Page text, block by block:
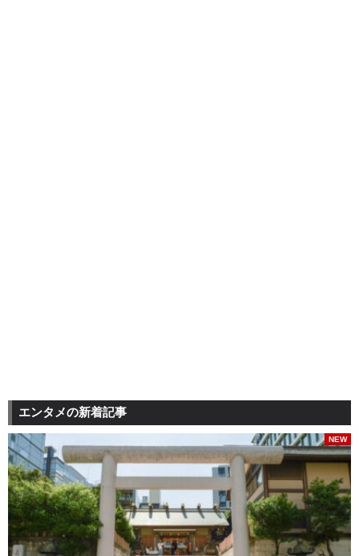
エンタメの新着記事
NEW